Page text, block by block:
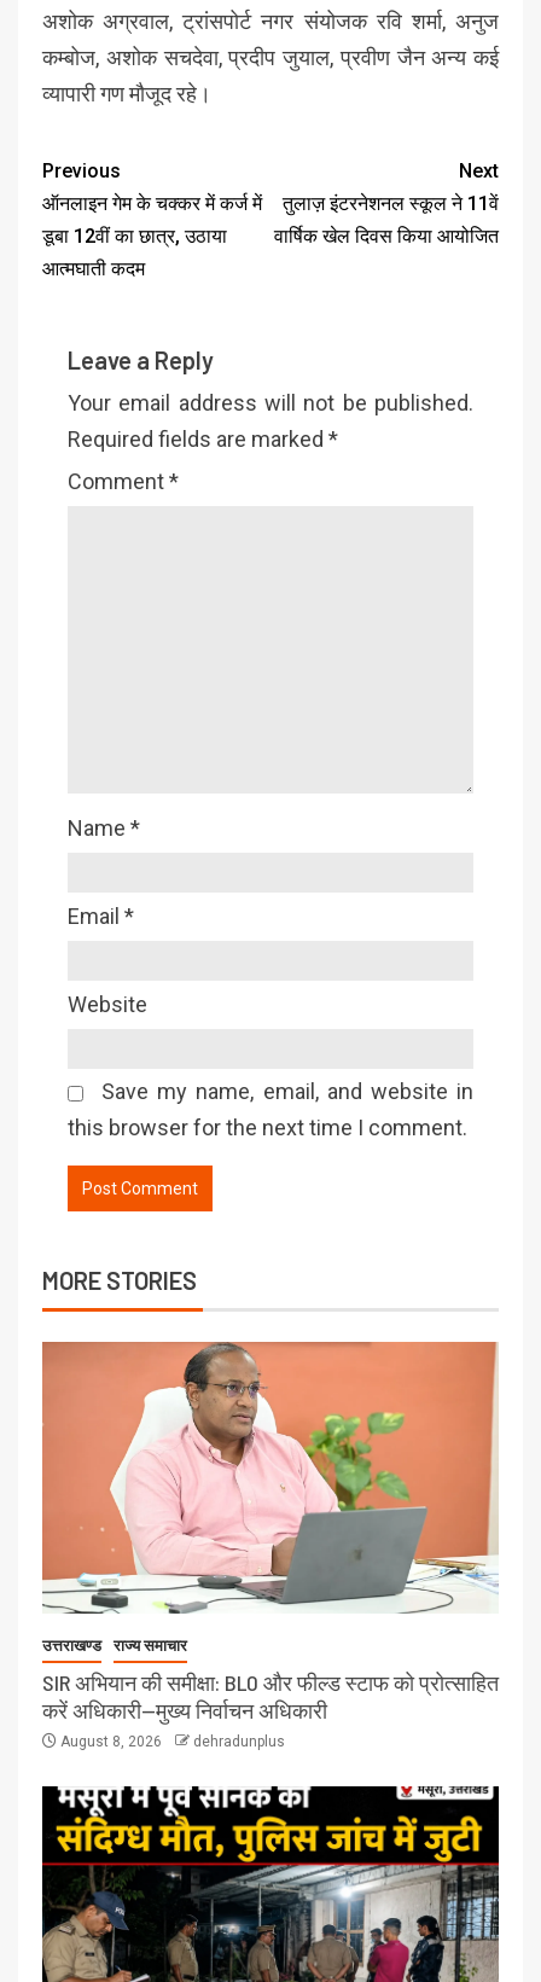
अशोक अग्रवाल, ट्रांसपोर्ट नगर संयोजक रवि शर्मा, अनुज
कम्बोज, अशोक सचदेवा, प्रदीप जुयाल, प्रवीण जैन अन्य कई
व्यापारी गण मौजूद रहे।
Previous
ऑनलाइन गेम के चक्कर में कर्ज में
डूबा 12वीं का छात्र, उठाया
आत्मघाती कदम
Next
तुलाज़ इंटरनेशनल स्कूल ने 11वें
वार्षिक खेल दिवस किया आयोजित
Leave a Reply
Your email address will not be published.
Required fields are marked *
Comment*
Name *
Email *
Website
Save my name, email, and website in
this browser for the next time I comment.
MORE STORIES
उत्तराखण्ड राज्य समाचार
SIR अभियान की समीक्षा: BLO और फील्ड स्टाफ को प्रोत्साहित
करें अधिकारी—मुख्य निर्वाचन अधिकारी
August 8, 2026 dehradunplus